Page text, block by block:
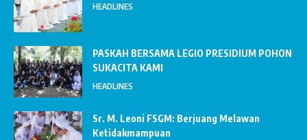
HEADLINES
PASKAH BERSAMA LEGIO PRESIDIUM POHON
SUKACITA KAMI
HEADLINES
Sr. M. Leoni FSGM: Berjuang Melawan
Ketidakmampuan